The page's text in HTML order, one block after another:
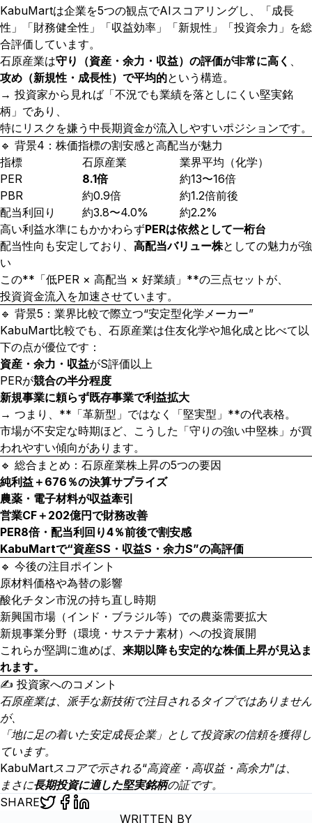
KabuMartは企業を5つの観点でAIスコアリングし、「成長
性」「財務健全性」「収益効率」「新規性」「投資余力」を総
合評価しています。
石原産業は守り（資産・余力・収益）の評価が非常に高く
攻め（新規性・成長性）で平均的という構造。
→ 投資家から見れば「不況でも業績を落としにくい堅実銘
柄」であり、
特にリスクを嫌う中長期資金が流入しやすいポジションです。
🔹 背景4：株価指標の割安感と高配当が魅力
指標
石原産業
業界平均（化学）
PER
8.1倍
約13〜16倍
PBR
約0.9倍
約1.2倍前後
配当利回り
約3.8〜4.0%
約2.2%
高い利益水準にもかかわらずPERは依然として一桁台
配当性向も安定しており、 高配当バリュー株としての魅力が強
い
この**「低PER × 高配当 × 好業績」**の三点セットが、
投資資金流入を加速させています。
🔹 背景5：業界比較で際立つ“安定型化学メーカー”
KabuMart比較でも、石原産業は住友化学や旭化成と比べて以
下の点が優位です：
資産・余力・収益がS評価以上
PERが競合の半分程度
新規事業に頼らず既存事業で利益拡大
→ つまり、**「革新型」ではなく「堅実型」**の代表格。
市場が不安定な時期ほど、こうした「守りの強い中堅株」が買
われやすい傾向があります。
🔹 総合まとめ：石原産業株上昇の5つの要因
純利益＋676％の決算サプライズ
農薬・電子材料が収益牽引
営業CF＋202億円で財務改善
PER8倍・配当利回り4％前後で割安感
KabuMartで“資産SS・収益S・余力S”の高評価
🔹 今後の注目ポイント
原材料価格や為替の影響
酸化チタン市況の持ち直し時期
新興国市場（インド・ブラジル等）での農薬需要拡大
新規事業分野（環境・サステナ素材）への投資展開
これらが堅調に進めば、 来期以降も安定的な株価上昇が見込ま
れます。
✍️ 投資家へのコメント
石原産業は、派手な新技術で注目されるタイプではありません
が、
「地に足の着いた安定成長企業」として投資家の信頼を獲得し
ています。
KabuMartスコアで示される“高資産・高収益・高余力”は、
まさに長期投資に適した堅実銘柄の証です。
SHARE
WRITTEN BY